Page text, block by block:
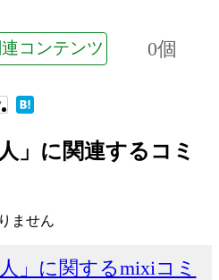
コンテンツ 0個
」に関連するコミ
ません
」に関するmixiコミ